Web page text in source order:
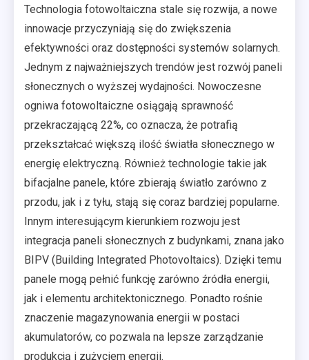
Technologia fotowoltaiczna stale się rozwija, a nowe
innowacje przyczyniają się do zwiększenia
efektywności oraz dostępności systemów solarnych.
Jednym z najważniejszych trendów jest rozwój paneli
słonecznych o wyższej wydajności. Nowoczesne
ogniwa fotowoltaiczne osiągają sprawność
przekraczającą 22%, co oznacza, że potrafią
przekształcać większą ilość światła słonecznego w
energię elektryczną. Również technologie takie jak
bifacjalne panele, które zbierają światło zarówno z
przodu, jak i z tyłu, stają się coraz bardziej popularne.
Innym interesującym kierunkiem rozwoju jest
integracja paneli słonecznych z budynkami, znana jako
BIPV (Building Integrated Photovoltaics). Dzięki temu
panele mogą pełnić funkcję zarówno źródła energii,
jak i elementu architektonicznego. Ponadto rośnie
znaczenie magazynowania energii w postaci
akumulatorów, co pozwala na lepsze zarządzanie
produkcją i zużyciem energii.